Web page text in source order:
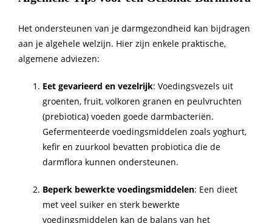
Het ondersteunen van je darmgezondheid kan bijdragen
aan je algehele welzijn. Hier zijn enkele praktische,
algemene adviezen:
Eet gevarieerd en vezelrijk: Voedingsvezels uit
groenten, fruit, volkoren granen en peulvruchten
(prebiotica) voeden goede darmbacteriën.
Gefermenteerde voedingsmiddelen zoals yoghurt,
kefir en zuurkool bevatten probiotica die de
darmflora kunnen ondersteunen.
Beperk bewerkte voedingsmiddelen: Een dieet
met veel suiker en sterk bewerkte
voedingsmiddelen kan de balans van het